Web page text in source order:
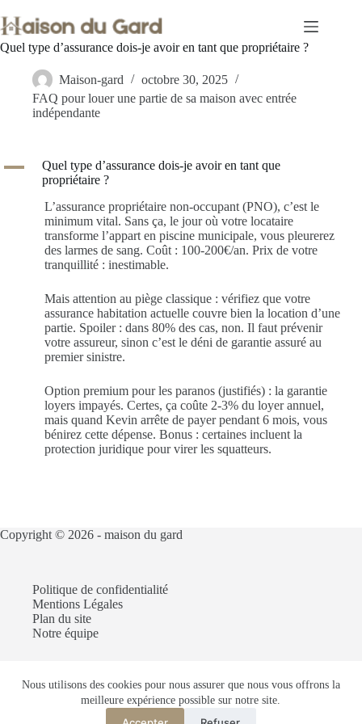
au
contenu
Nous utilisons des cookies pour nous assurer que nous vous offrons la
meilleure expérience possible sur notre site.
Quel type d’assurance dois-je avoir en tant que propriétaire ?
Maison-gard
octobre 30, 2025
FAQ pour louer une partie de sa maison avec entrée
indépendante
A
Quel type d’assurance dois-je avoir en tant que
propriétaire ?
L’assurance propriétaire non-occupant (PNO), c’est le
minimum vital. Sans ça, le jour où votre locataire
transforme l’appart en piscine municipale, vous pleurerez
des larmes de sang. Coût : 100-200€/an. Prix de votre
tranquillité : inestimable.
Mais attention au piège classique : vérifiez que votre
assurance habitation actuelle couvre bien la location d’une
partie. Spoiler : dans 80% des cas, non. Il faut prévenir
votre assureur, sinon c’est le déni de garantie assuré au
premier sinistre.
Option premium pour les paranos (justifiés) : la garantie
loyers impayés. Certes, ça coûte 2-3% du loyer annuel,
mais quand Kevin arrête de payer pendant 6 mois, vous
bénirez cette dépense. Bonus : certaines incluent la
protection juridique pour virer les squatteurs.
Copyright © 2026 - maison du gard
Politique de confidentialité
Mentions Légales
Plan du site
Notre équipe
Articles recommandés :
Construire une villa dans la ville du Gard
Louer une partie de sa maison avec entrée indépendante